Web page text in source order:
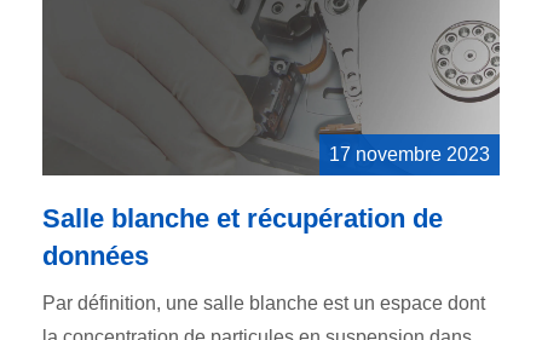
17 novembre 2023
Salle blanche et récupération de
données
Par définition, une salle blanche est un espace dont